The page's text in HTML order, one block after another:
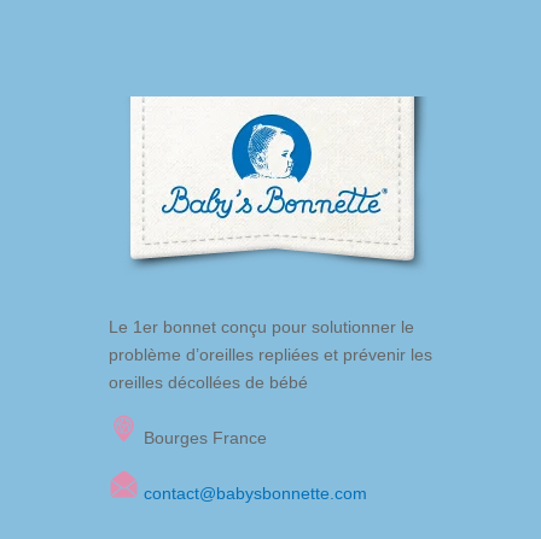
Le 1er bonnet conçu pour solutionner le
problème d’oreilles repliées et prévenir les
oreilles décollées de bébé
Bourges France
contact@babysbonnette.com